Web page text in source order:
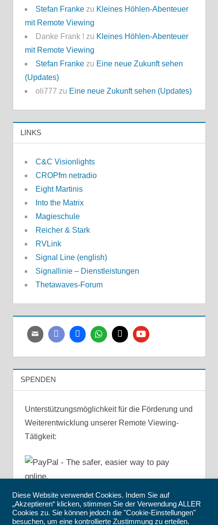
Stefan Frankezu Kleines Höhlen-Abenteuer
mit Remote Viewing
Danke Frank ! zu Kleines Höhlen-Abenteuer
mit Remote Viewing
Stefan Frankezu Eine neue Zukunft sehen
(Updates)
oli777 zu Eine neue Zukunft sehen (Updates)
LINKS
C&C Visionlights
CROPfm netradio
Eight Martinis
Into the Matrix
Magieschule
Reicher & Stark
RVLink
Signal Line (english)
Signallinie – Dienstleistungen
Thetawaves-Forum
SPENDEN
Unterstützungsmöglichkeit für die Förderung und
Weiterentwicklung unserer Remote Viewing-
Tätigkeit:
Diese Website verwendet Cookies. Indem Sie auf
„Akzeptieren“ klicken, stimmen Sie der Verwendung ALLER
Cookies zu. Sie können jedoch die "Cookie-Einstellungen"
besuchen, um eine kontrollierte Zustimmung zu erteilen.